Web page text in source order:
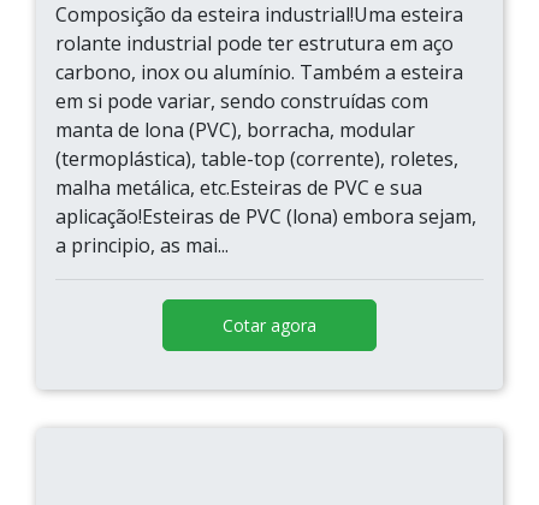
Composição da esteira industrial!Uma esteira
rolante industrial pode ter estrutura em aço
carbono, inox ou alumínio. Também a esteira
em si pode variar, sendo construídas com
manta de lona (PVC), borracha, modular
(termoplástica), table-top (corrente), roletes,
malha metálica, etc.Esteiras de PVC e sua
aplicação!Esteiras de PVC (lona) embora sejam,
a principio, as mai...
Cotar agora